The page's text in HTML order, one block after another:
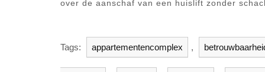
over de aanschaf van een huislift zonder
Tags: appartementencomplex ,